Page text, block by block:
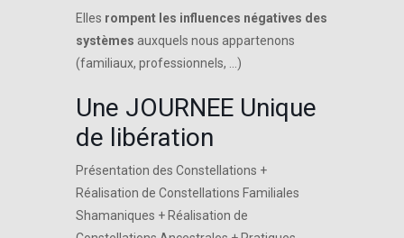
Elles rompent les influences négatives des
systèmes auxquels nous appartenons
(familiaux, professionnels, …)
Une JOURNEE Unique
de libération
Présentation des Constellations +
Réalisation de Constellations Familiales
Shamaniques + Réalisation de